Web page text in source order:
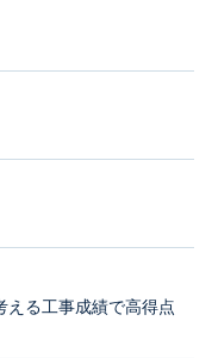
える工事成績で高得点